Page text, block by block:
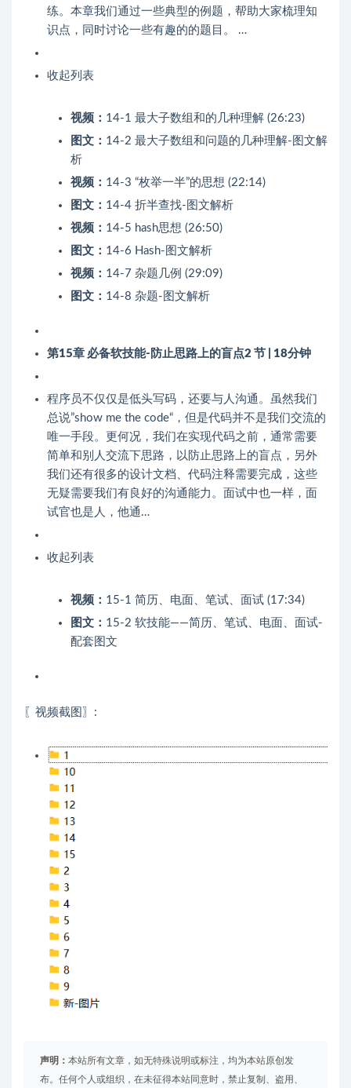
练。本章我们通过一些典型的例题，帮助大家梳理知
识点，同时讨论一些有趣的的题目。 …
收起列表
视频： 14-1 最大子数组和的几种理解 (26:23)
图文： 14-2 最大子数组和问题的几种理解-图文解
析
视频： 14-3 “枚举一半”的思想 (22:14)
图文： 14-4 折半查找-图文解析
视频： 14-5 hash思想 (26:50)
图文： 14-6 Hash-图文解析
视频： 14-7 杂题几例 (29:09)
图文： 14-8 杂题-图文解析
第15章 必备软技能-防止思路上的盲点2 节 | 18分钟
程序员不仅仅是低头写码，还要与人沟通。虽然我们
总说”show me the code“，但是代码并不是我们交流的
唯一手段。更何况，我们在实现代码之前，通常需要
简单和别人交流下思路，以防止思路上的盲点，另外
我们还有很多的设计文档、代码注释需要完成，这些
无疑需要我们有良好的沟通能力。面试中也一样，面
试官也是人，他通…
收起列表
视频： 15-1 简历、电面、笔试、面试 (17:34)
图文： 15-2 软技能——简历、笔试、电面、面试-
配套图文
〖视频截图〗:
声明： 本站所有文章，如无特殊说明或标注，均为本站原创发
布。任何个人或组织，在未征得本站同意时，禁止复制、盗用、